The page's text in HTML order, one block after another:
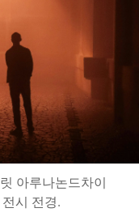
아루나논드차이
시 전경.